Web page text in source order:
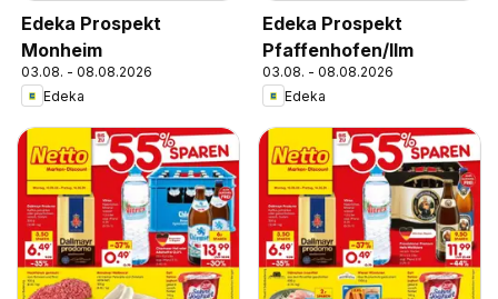
Edeka Prospekt
Monheim
03.08. - 08.08.2026
Edeka
Edeka Prospekt
Pfaffenhofen/Ilm
03.08. - 08.08.2026
Edeka